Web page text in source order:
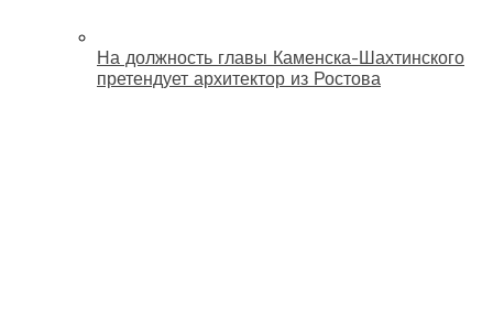
На должность главы Каменска-Шахтинского
претендует архитектор из Ростова